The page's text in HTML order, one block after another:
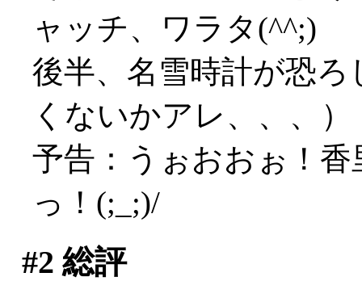
ャッチ、ワラタ(^^;)
後半、名雪時計が恐
くないかアレ、、、）
予告：うぉおおぉ！
っ！(;_;)/
#2 総評